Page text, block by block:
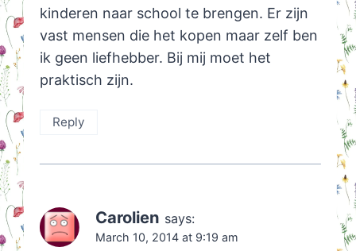
kinderen naar school te brengen. Er zijn
vast mensen die het kopen maar zelf ben
ik geen liefhebber. Bij mij moet het
praktisch zijn.
Reply
Carolien says:
March 10, 2014 at 9:19 am